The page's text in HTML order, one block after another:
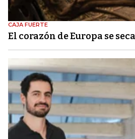
CAJA FUERTE
El corazón de Europa se seca